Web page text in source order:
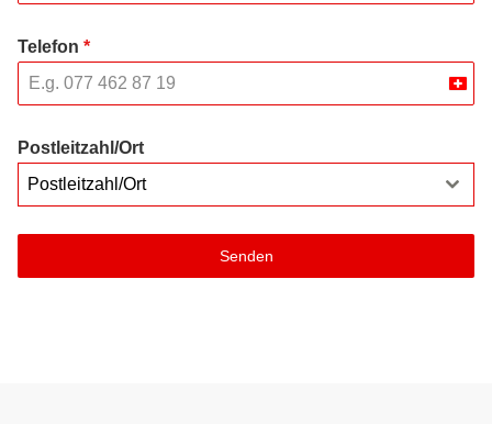
Telefon *
Postleitzahl/Ort
Postleitzahl/Ort
Senden